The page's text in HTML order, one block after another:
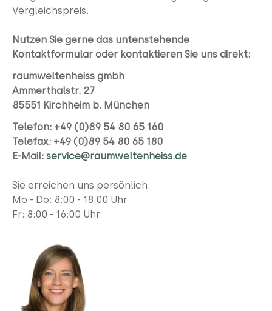
Vergleichspreis.
Nutzen Sie gerne das untenstehende
Kontaktformular oder kontaktieren Sie uns direkt:
raumweltenheiss gmbh
Ammerthalstr. 27
85551 Kirchheim b. München
Telefon: +49 (0)89 54 80 65 160
Telefax: +49 (0)89 54 80 65 180
E-Mail: service@raumweltenheiss.de
Sie erreichen uns persönlich:
Mo - Do: 8:00 - 18:00 Uhr
Fr: 8:00 - 16:00 Uhr